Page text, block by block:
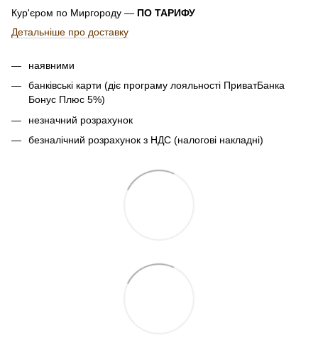
Кур'єром по Миргороду — ПО ТАРИФУ
Детальніше про доставку
наявними
банківські карти (діє програму лояльності ПриватБанка
Бонус Плюс 5%)
незначний розрахунок
безналічний розрахунок з НДС (налогові накладні)